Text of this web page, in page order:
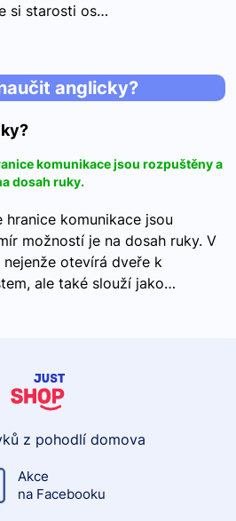
si starosti os…
anglicky?
komunikace jsou rozpuštěny a
dosah ruky.
komunikace jsou
možností je na dosah ruky. V
otevírá dveře k
ale také slouží jako…
z pohodlí domova
Akce
na Facebooku